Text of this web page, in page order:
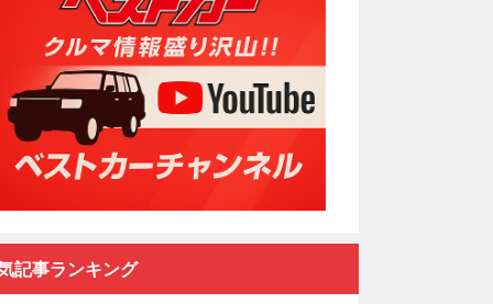
記事ランキング